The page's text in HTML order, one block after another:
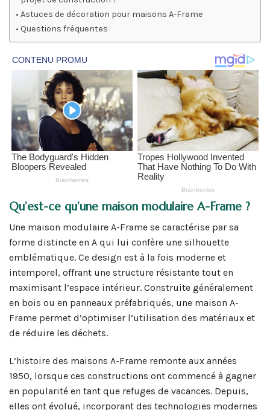
Astuces de décoration pour maisons A-Frame
Questions fréquentes
Qu’est-ce qu’une maison modulaire A-Frame ?
Une maison modulaire A-Frame se caractérise par sa
forme distincte en A qui lui confère une silhouette
emblématique. Ce design est à la fois moderne et
intemporel, offrant une structure résistante tout en
maximisant l’espace intérieur. Construite généralement
en bois ou en panneaux préfabriqués, une maison A-
Frame permet d’optimiser l’utilisation des matériaux et
de réduire les déchets.
L’histoire des maisons A-Frame remonte aux années
1950, lorsque ces constructions ont commencé à gagner
en popularité en tant que refuges de vacances. Depuis,
elles ont évolué, incorporant des technologies modernes